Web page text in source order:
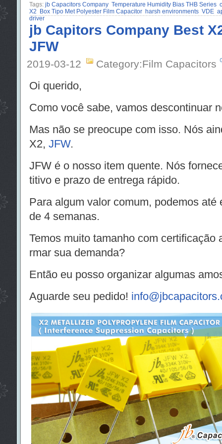
Tags: jb Capacitors Company Temperature Humidity Bias THB Series
X2 Box Tipo Met Polyester Film Capacitor harsh environments VDE
driver
jb Capitors Company Best
JFW
2019-03-12 Category:Film Capacitors
Oi querido,
Como você sabe, vamos descontinuar
Mas não se preocupe com isso. Nós
X2, JFW.
JFW é o nosso item quente. Nós
titivo e prazo de entrega rápido.
Para algum valor comum, podemos até
de 4 semanas.
Temos muito tamanho com certificação
rmar sua demanda?
Então eu posso organizar algumas
Aguarde seu pedido!